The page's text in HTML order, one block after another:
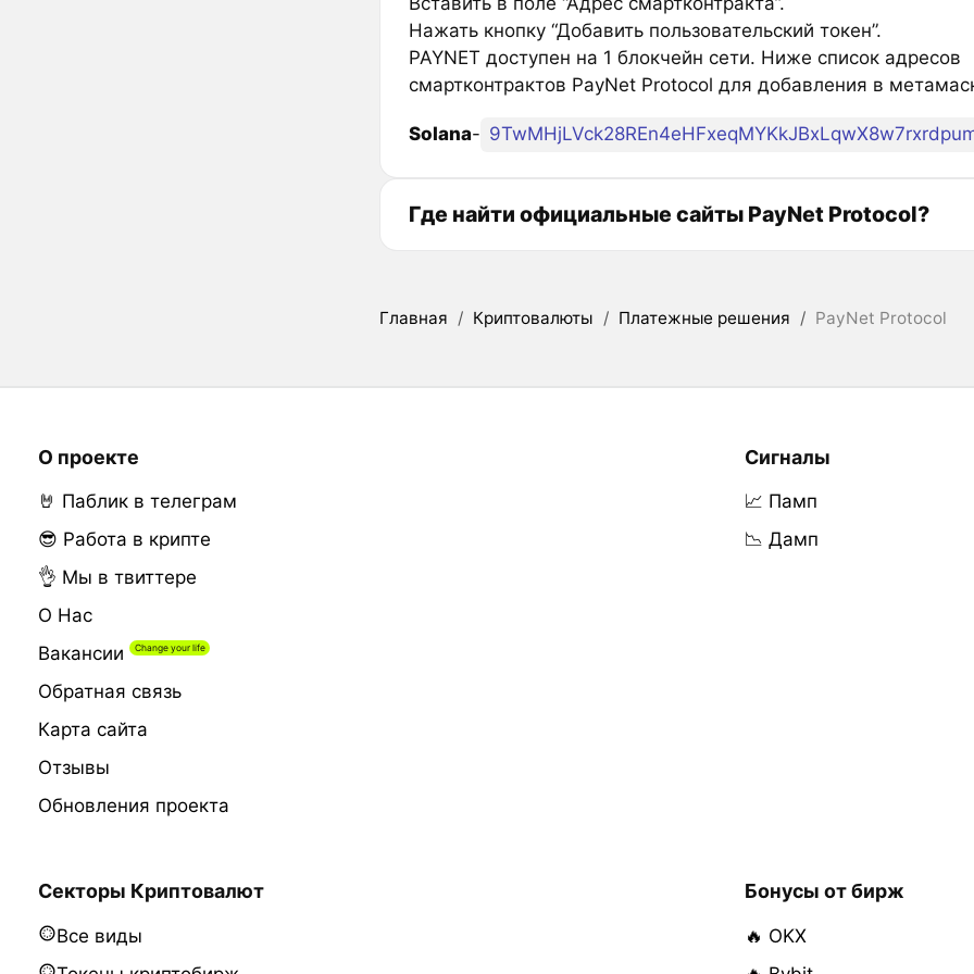
Нажать кнопку “Добавить пользовательский токен”.
PAYNET доступен на 1 блокчейн сети. Ниже список адресов
смартконтрактов PayNet Protocol для добавления в
Solana-
Где найти официальные сайты PayNet Protocol?
Главная / Криптовалюты / Платежные решения / PayNet Protocol
О проекте
🤘 Паблик в телеграм
😎 Работа в крипте
👌 Мы в твиттере
О Нас
Вакансии
Обратная связь
Карта сайта
Отзывы
Обновления проекта
Сигналы
📈 Памп
📉 Дамп
Секторы Криптовалют
Все виды
Бонусы от бирж
🔥 OKX